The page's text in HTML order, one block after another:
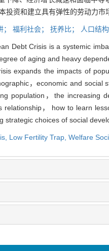
投资和建立具有弹性的劳动力
； 福利社会； 抚养比； 人口结
Debt Crisis is a systemic
of aging and heavy
expands the impacts of
，economic and
population，the increasing
relationship， how to learn
strategic choices of social
Low Fertility Trap, Welfare